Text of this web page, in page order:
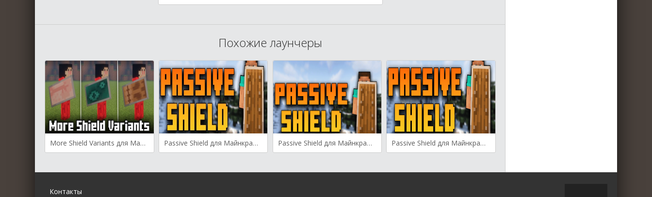
Похожие лаунчеры
More Shield Variants для Майнкрафт [1.21.4, 1.21.3, 1.21.1] Passive Shield для Майнкрафт [1.21.3, 1.21.1, 1.21] Passive Shield для Майнкрафт 1.20 Passive Shield для Майнкрафт [1.19.3, 1.19.2, 1.19.1]
Контакты